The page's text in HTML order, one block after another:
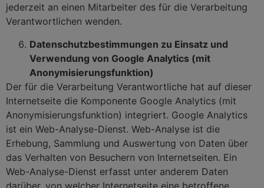
jederzeit an einen Mitarbeiter des für die Verarbeitung
Verantwortlichen wenden.
Datenschutzbestimmungen zu Einsatz und
Verwendung von Google Analytics (mit
Anonymisierungsfunktion)
Der für die Verarbeitung Verantwortliche hat auf dieser
Internetseite die Komponente Google Analytics (mit
Anonymisierungsfunktion) integriert. Google Analytics
ist ein Web-Analyse-Dienst. Web-Analyse ist die
Erhebung, Sammlung und Auswertung von Daten über
das Verhalten von Besuchern von Internetseiten. Ein
Web-Analyse-Dienst erfasst unter anderem Daten
darüber, von welcher Internetseite eine betroffene